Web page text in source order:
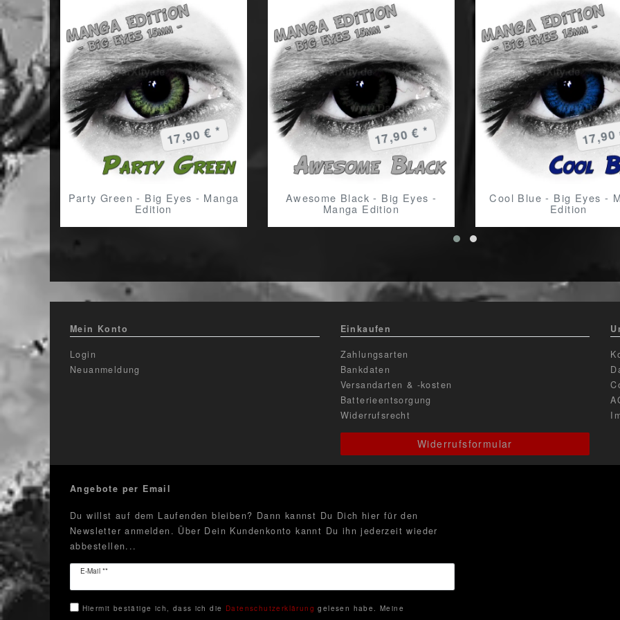
Party Green - Big Eyes - Manga
Edition
17,90 € *
Awesome Black - Big Eyes -
Manga Edition
17,90 € *
Cool Blue - Big Eyes -
Edition
Mein Konto
Login
Neuanmeldung
Einkaufen
Zahlungsarten
Bankdaten
Versandarten & -kosten
Batterieentsorgung
Widerrufsrecht
Widerrufsformular
Angebote per Email
Du willst auf dem Laufenden bleiben? Dann kannst Du Dich hier für den
Newsletter anmelden. Über Dein Kundenkonto kannt Du ihn jederzeit wieder
abbestellen...
E-Mail **
Newsletter
Hiermit bestätige ich, dass ich die Daten­schutz­erklärung gelesen habe. Meine